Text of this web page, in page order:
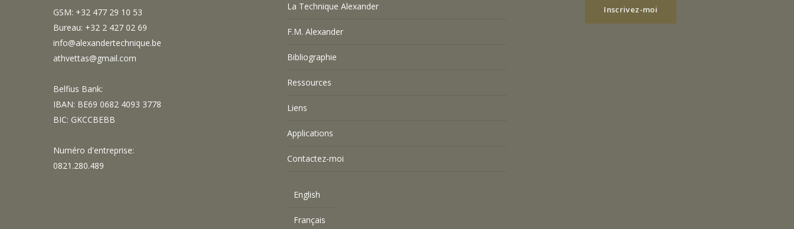
GSM: +32 477 29 10 53
Bureau: +32 2 427 02 69
info@alexandertechnique.be
athvettas@gmail.com
Belfius Bank:
IBAN: BE69 0682 4093 3778
BIC: GKCCBEBB
Numéro d'entreprise:
0821.280.489
La Technique Alexander
F.M. Alexander
Bibliographie
Ressources
Liens
Applications
Contactez-moi
English
Français